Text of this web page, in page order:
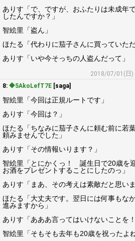
ありす「で、ですが、おふたりは未成年
したんですか？」
智絵里「盗ん」
ほたる「代わりに茄子さんに買っていた
ありす「いや今そっちの人盗んだって」
2018/07/01(日)
8: ◆5AkoLefT7E [saga]
智絵里「今回は正規ルートです」
ありす「今回は？」
ほたる「ちなみに茄子さんに頼む前に若
頼みませんでした」
ありす「その情報いります？」
智絵里「とにかくっ！ 誕生日で20歳を
お酒をプレゼントすることにしたのっ」
ありす「まあ、その考えは素敵だと思い
ほたる「大丈夫です。翌日には何事もな
進みますから」
ありす「あああ言ってはいけないことを！
智絵里「そもそも去年も20歳を祝ったよね